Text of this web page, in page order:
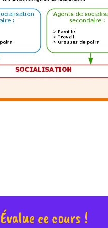
Évalue ce cours !